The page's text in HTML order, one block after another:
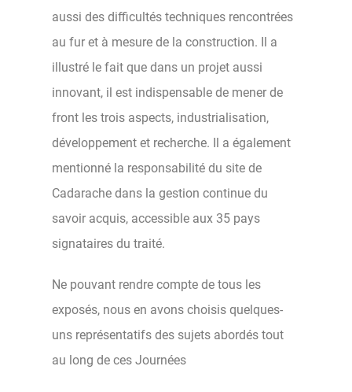
aussi des difficultés techniques rencontrées
au fur et à mesure de la construction. Il a
illustré le fait que dans un projet aussi
innovant, il est indispensable de mener de
front les trois aspects, industrialisation,
développement et recherche. Il a également
mentionné la responsabilité du site de
Cadarache dans la gestion continue du
savoir acquis, accessible aux 35 pays
signataires du traité.
Ne pouvant rendre compte de tous les
exposés, nous en avons choisis quelques-
uns représentatifs des sujets abordés tout
au long de ces Journées